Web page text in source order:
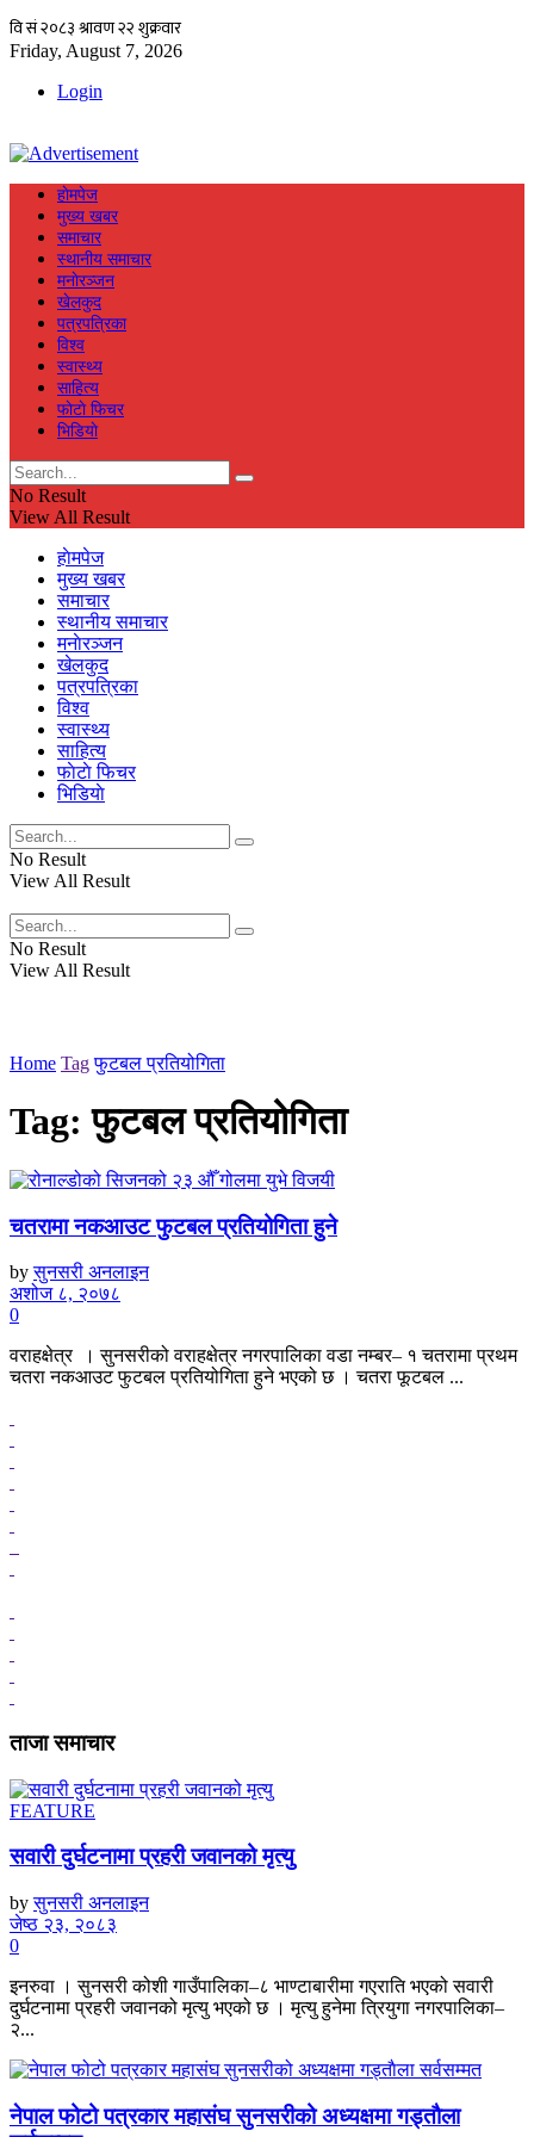
Friday, August 7, 2026
Login
हाेमपेज
मुख्य खबर
समाचार
स्थानीय समाचार
मनाेरञ्जन
खेलकुद
पत्रपत्रिका
विश्व
स्वास्थ्य
साहित्य
फाेटाे फिचर
भिडियाे
No Result
View All Result
हाेमपेज
मुख्य खबर
समाचार
स्थानीय समाचार
मनाेरञ्जन
खेलकुद
पत्रपत्रिका
विश्व
स्वास्थ्य
साहित्य
फाेटाे फिचर
भिडियाे
No Result
View All Result
No Result
View All Result
Home Tag फुटबल प्रतियोगिता
Tag:फुटबल प्रतियोगिता
चतरामा नकआउट फुटबल प्रतियोगिता हुने
by सुनसरी अनलाइन
अशोज ८, २०७८
0
वराहक्षेत्र । सुनसरीको वराहक्षेत्र नगरपालिका वडा नम्बर– १ चतरामा प्रथम
चतरा नकआउट फुटबल प्रतियोगिता हुने भएको छ । चतरा फूटबल ...
ताजा समाचार
FEATURE
सवारी दुर्घटनामा प्रहरी जवानको मृत्यु
by सुनसरी अनलाइन
जेष्ठ २३, २०८३
0
इनरुवा । सुनसरी कोशी गाउँपालिका–८ भाण्टाबारीमा गएराति भएको सवारी
दुर्घटनामा प्रहरी जवानको मृत्यु भएको छ । मृत्यु हुनेमा त्रियुगा नगरपालिका–
२...
नेपाल फोटो पत्रकार महासंघ सुनसरीको अध्यक्षमा गड्ताैला